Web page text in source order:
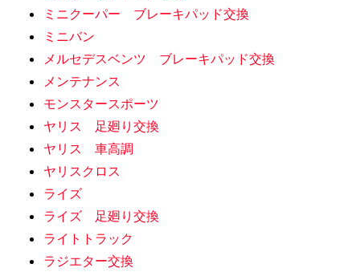
ミニクーパー ブレーキパッド交換
ミニバン
メルセデスベンツ ブレーキパッド交換
メンテナンス
モンスタースポーツ
ヤリス 足廻り交換
ヤリス 車高調
ヤリスクロス
ライズ
ライズ 足廻り交換
ライトトラック
ラジエター交換